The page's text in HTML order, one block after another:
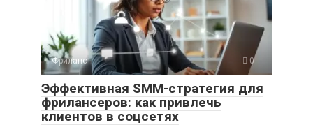
Фриланс 0
Эффективная SMM-стратегия для
фрилансеров: как привлечь
клиентов в соцсетях